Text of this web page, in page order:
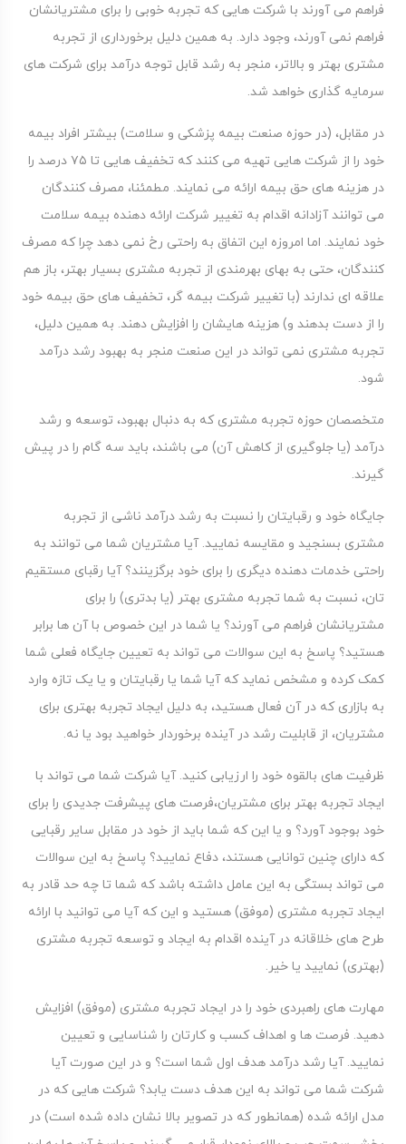
فراهم می آورند با شرکت هایی که تجربه خوبی را برای مشتریانشان
فراهم نمی آورند، وجود دارد. به همین دلیل برخورداری از تجربه
مشتری بهتر و بالاتر، منجر به رشد قابل توجه درآمد برای شرکت های
سرمایه گذاری خواهد شد.
در مقابل، (در حوزه صنعت بیمه پزشکی و سلامت) بیشتر افراد بیمه
خود را از شرکت هایی تهیه می کنند که تخفیف هایی تا ۷۵ درصد را
در هزینه های حق بیمه ارائه می نمایند. مطمئنا، مصرف کنندگان
می توانند آزادانه اقدام به تغییر شرکت ارائه دهنده بیمه سلامت
خود نمایند. اما امروزه این اتفاق به راحتی رخ نمی دهد چرا که مصرف
کنندگان، حتی به بهای بهرمندی از تجربه مشتری بسیار بهتر، باز هم
علاقه ای ندارند (با تغییر شرکت بیمه گر، تخفیف های حق بیمه خود
را از دست بدهند و) هزینه هایشان را افزایش دهند. به همین دلیل،
تجربه مشتری نمی تواند در این صنعت منجر به بهبود رشد درآمد
شود.
متخصصان حوزه تجربه مشتری که به دنبال بهبود، توسعه و رشد
درآمد (یا جلوگیری از کاهش آن) می باشند، باید سه گام را در پیش
گیرند.
جایگاه خود و رقبایتان را نسبت به رشد درآمد ناشی از تجربه
مشتری بسنجید و مقایسه نمایید. آیا مشتریان شما می توانند به
راحتی خدمات دهنده دیگری را برای خود برگزینند؟ آیا رقبای مستقیم
تان، نسبت به شما تجربه مشتری بهتر (یا بدتری) را برای
مشتریانشان فراهم می آورند؟ یا شما در این خصوص با آن ها برابر
هستید؟ پاسخ به این سوالات می تواند به تعیین جایگاه فعلی شما
کمک کرده و مشخص نماید که آیا شما یا رقبایتان و یا یک تازه وارد
به بازاری که در آن فعال هستید، به دلیل ایجاد تجربه بهتری برای
مشتریان، از قابلیت رشد در آینده برخوردار خواهید بود یا نه.
ظرفیت های بالقوه خود را ارزیابی کنید. آیا شرکت شما می تواند با
ایجاد تجربه بهتر برای مشتریان،فرصت های پیشرفت جدیدی را برای
خود بوجود آورد؟ و یا این که شما باید از خود در مقابل سایر رقبایی
که دارای چنین توانایی هستند، دفاع نمایید؟ پاسخ به این سوالات
می تواند بستگی به این عامل داشته باشد که شما تا چه حد قادر به
ایجاد تجربه مشتری (موفق) هستید و این که آیا می توانید با ارائه
طرح های خلاقانه در آینده اقدام به ایجاد و توسعه تجربه مشتری
(بهتری) نمایید یا خیر.
مهارت های راهبردی خود را در ایجاد تجربه مشتری (موفق) افزایش
دهید. فرصت ها و اهداف کسب و کارتان را شناسایی و تعیین
نمایید. آیا رشد درآمد هدف اول شما است؟ و در این صورت آیا
شرکت شما می تواند به این هدف دست یابد؟ شرکت هایی که در
مدل ارائه شده (همانطور که در تصویر بالا نشان داده شده است) در